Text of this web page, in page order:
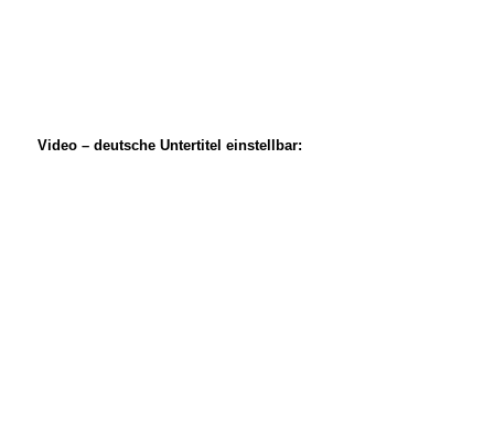
Video – deutsche Untertitel einstellbar: